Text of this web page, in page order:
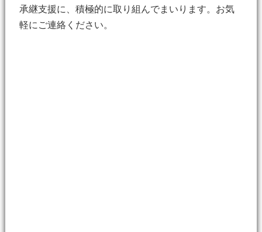
承継支援に、積極的に取り組んでまいります。お気
軽にご連絡ください。